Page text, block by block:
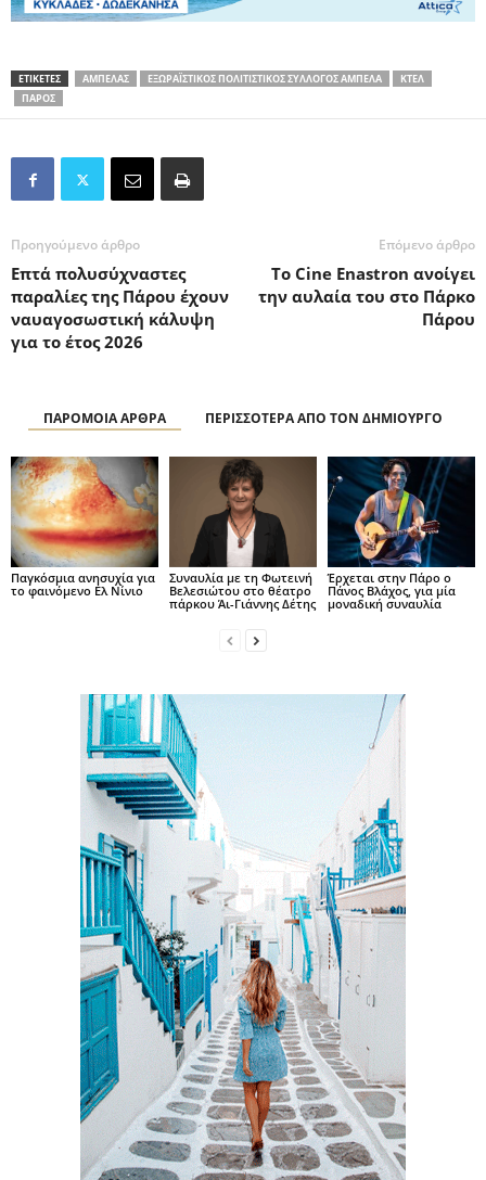
ΕΤΙΚΕΤΕΣ ΑΜΠΕΛΑΣ ΕΞΩΡΑΪΣΤΙΚΟΣ ΠΟΛΙΤΙΣΤΙΚΟΣ ΣΥΛΛΟΓΟΣ ΑΜΠΕΛΑ
ΚΤΕΛ
ΠΑΡΟΣ
Προηγούμενο άρθρο
Επτά πολυσύχναστες
παραλίες της Πάρου έχουν
ναυαγοσωστική κάλυψη
για το έτος 2026
Επόμενο άρθρο
Το Cine Enastron ανοίγει
την αυλαία του στο Πάρκο
Πάρου
ΠΑΡΟΜΟΙΑ ΑΡΘΡΑ ΠΕΡΙΣΣΟΤΕΡΑ ΑΠΟ ΤΟΝ ΔΗΜΙΟΥΡΓΟ
Παγκόσμια ανησυχία για
το φαινόμενο Ελ Νίνιο
Συναυλία με τη Φωτεινή
Βελεσιώτου στο θέατρο
πάρκου Άι-Γιάννης Δέτης
Έρχεται στην Πάρο ο
Πάνος Βλάχος, για μία
μοναδική συναυλία